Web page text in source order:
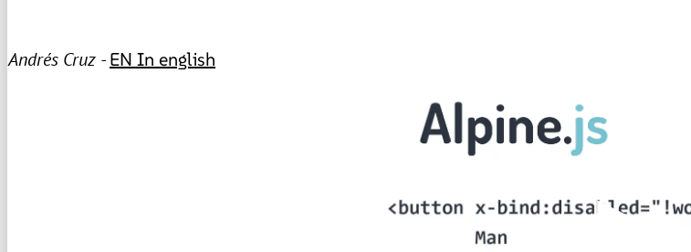
Andrés Cruz -EN In english
▶